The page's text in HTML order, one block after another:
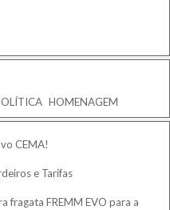
HOMENAGEM
CEMA!
e Tarifas
fragata FREMM EVO para a